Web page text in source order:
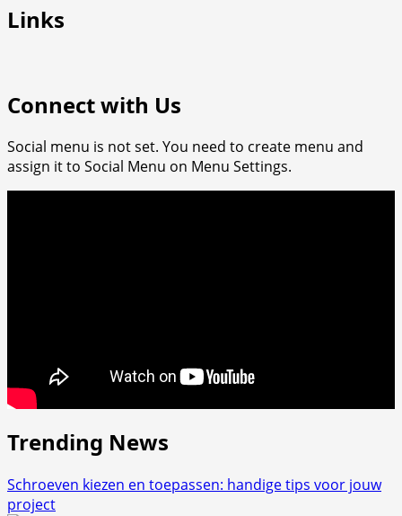
Links
Connect with Us
Social menu is not set. You need to create menu and
assign it to Social Menu on Menu Settings.
Trending News
Schroeven kiezen en toepassen: handige tips voor jouw
project